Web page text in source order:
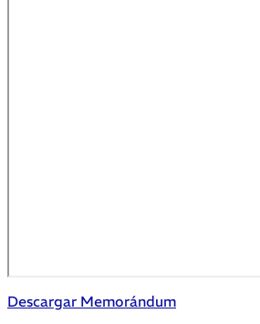
Descargar Memorándum